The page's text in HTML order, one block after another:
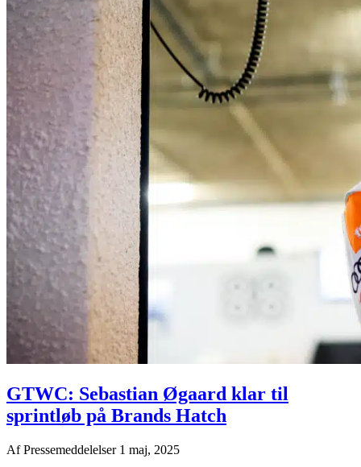
GTWC: Sebastian Øgaard klar til
sprintløb på Brands Hatch
AfPressemeddelelser 1 maj, 2025